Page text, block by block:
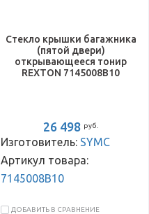
Стекло крышки багажника
(пятой двери)
открывающееся тонир
REXTON 7145008B10
26 498 руб.
Изготовитель: SYMC
Артикул товара:
7145008B10
ДОБАВИТЬ В СРАВНЕНИЕ